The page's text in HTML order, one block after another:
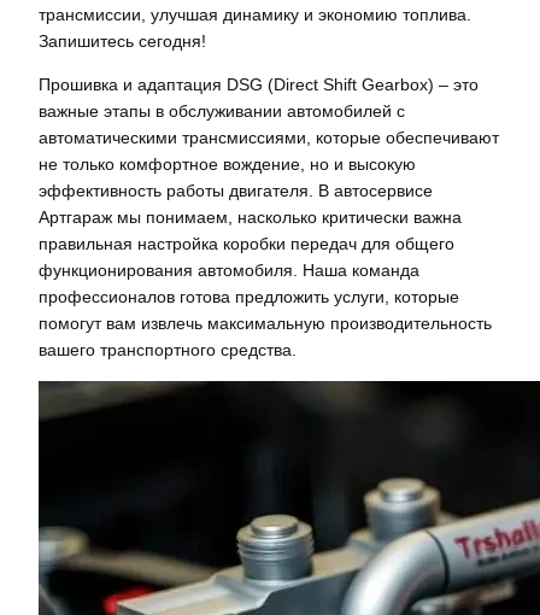
трансмиссии, улучшая динамику и экономию топлива.
Запишитесь сегодня!
Прошивка и адаптация DSG (Direct Shift Gearbox) – это
важные этапы в обслуживании автомобилей с
автоматическими трансмиссиями, которые обеспечивают
не только комфортное вождение, но и высокую
эффективность работы двигателя. В автосервисе
Артгараж мы понимаем, насколько критически важна
правильная настройка коробки передач для общего
функционирования автомобиля. Наша команда
профессионалов готова предложить услуги, которые
помогут вам извлечь максимальную производительность
вашего транспортного средства.